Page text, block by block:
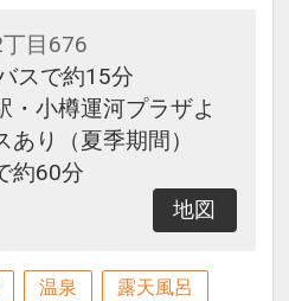
目676
スで約15分
・小樽運河プラザよ
り（夏季期間）
約60分
地図
温泉 露天風呂